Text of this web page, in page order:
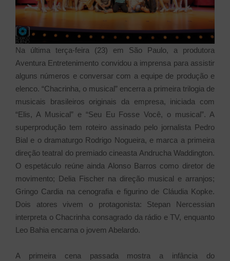
Na última terça-feira (23) em São Paulo, a produtora
Aventura Entretenimento convidou a imprensa para assistir
alguns números e conversar com a equipe de produção e
elenco. “Chacrinha, o musical” encerra a primeira trilogia de
musicais brasileiros originais da empresa, iniciada com
“Elis, A Musical” e “Seu Eu Fosse Você, o musical”. A
superprodução tem roteiro assinado pelo jornalista Pedro
Bial e o dramaturgo Rodrigo Nogueira, e marca a primeira
direção teatral do premiado cineasta Andrucha Waddington.
O espetáculo reúne ainda Alonso Barros como diretor de
movimento; Delia Fischer na direção musical e arranjos;
Gringo Cardia na cenografia e figurino de Cláudia Kopke.
Dois atores vivem o protagonista: Stepan Nercessian
interpreta o Chacrinha consagrado da rádio e TV, enquanto
Leo Bahia encarna o jovem Abelardo.
A primeira cena passada mostra a infância do